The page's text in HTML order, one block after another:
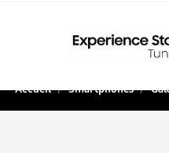
Accueil Smartphones